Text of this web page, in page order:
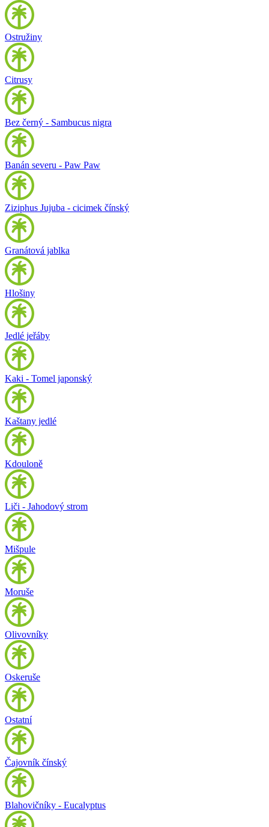
Ostružiny
Citrusy
Bez černý - Sambucus nigra
Banán severu - Paw Paw
Ziziphus Jujuba - cicimek čínský
Granátová jablka
Hlošiny
Jedlé jeřáby
Kaki - Tomel japonský
Kaštany jedlé
Kdouloně
Liči - Jahodový strom
Mišpule
Moruše
Olivovníky
Oskeruše
Ostatní
Čajovník čínský
Blahovičníky - Eucalyptus